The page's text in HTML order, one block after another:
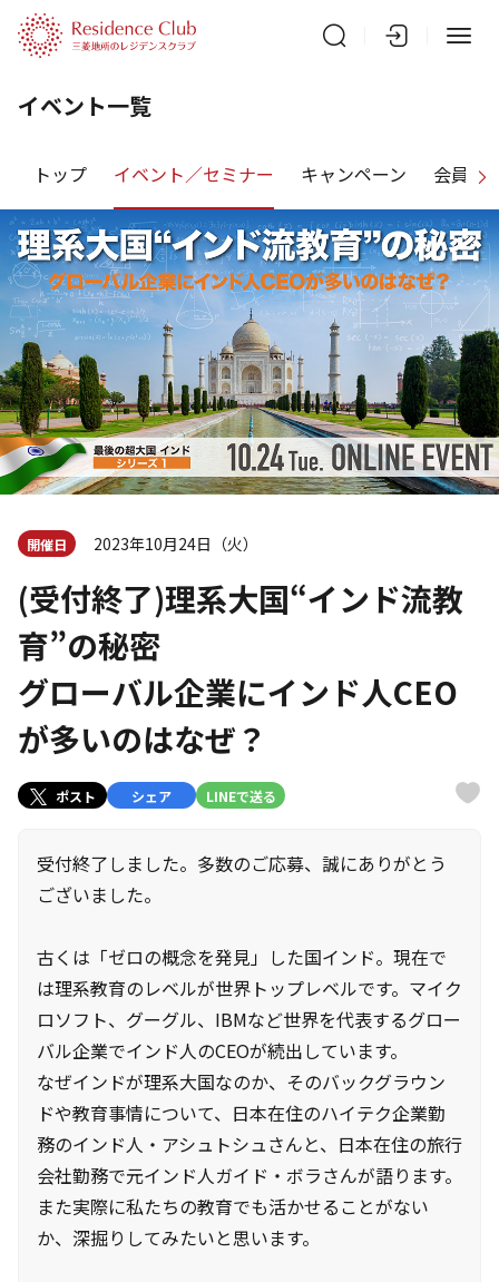
イベント一覧
トップ イベント／セミナー キャンペーン 会員特
開催日 2023年10月24日（火）
(受付終了)理系大国“インド流教
育”の秘密
グローバル企業にインド人CEO
が多いのはなぜ？
ポスト シェア LINEで送る
受付終了しました。多数のご応募、誠にありがとう
ございました。
古くは「ゼロの概念を発見」した国インド。現在で
は理系教育のレベルが世界トップレベルです。マイク
ロソフト、グーグル、IBMなど世界を代表するグロー
バル企業でインド人のCEOが続出しています。
なぜインドが理系大国なのか、そのバックグラウン
ドや教育事情について、日本在住のハイテク企業勤
務のインド人・アシュトシュさんと、日本在住の旅行
会社勤務で元インド人ガイド・ボラさんが語ります。
また実際に私たちの教育でも活かせることがない
か、深掘りしてみたいと思います。